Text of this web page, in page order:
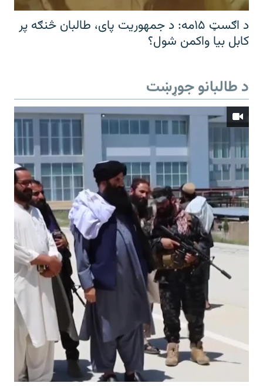
د اګسټ ۱۵مه: د جمهوریت پای، طالبان څنګه پر
کابل بیا واکمن شول؟
د طالبانو جوړښت